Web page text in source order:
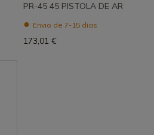
PR-45 45 PISTOLA DE AR
Envio de 7-15 dias
173,01 €